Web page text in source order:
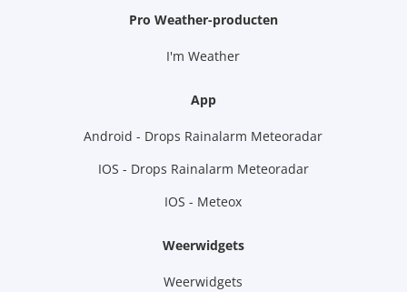
Pro Weather-producten
I'm Weather
App
Android - Drops Rainalarm Meteoradar
IOS - Drops Rainalarm Meteoradar
IOS - Meteox
Weerwidgets
Weerwidgets